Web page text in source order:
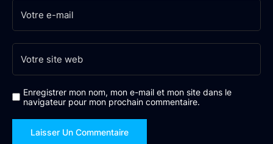
Enregistrer mon nom, mon e-mail et mon site dans le
navigateur pour mon prochain commentaire.